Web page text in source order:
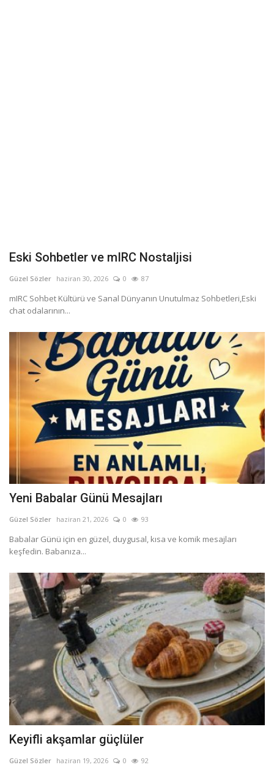
Eski Sohbetler ve mIRC Nostaljisi
Güzel Sözler haziran 30, 2026 0 87
mIRC Sohbet Kültürü ve Sanal Dünyanın Unutulmaz Sohbetleri,Eski
chat odalarının...
Yeni Babalar Günü Mesajları
Güzel Sözler haziran 21, 2026 0 93
Babalar Günü için en güzel, duygusal, kısa ve komik mesajları
keşfedin. Babanıza...
Keyifli akşamlar güçlüler
Güzel Sözler haziran 19, 2026 0 92